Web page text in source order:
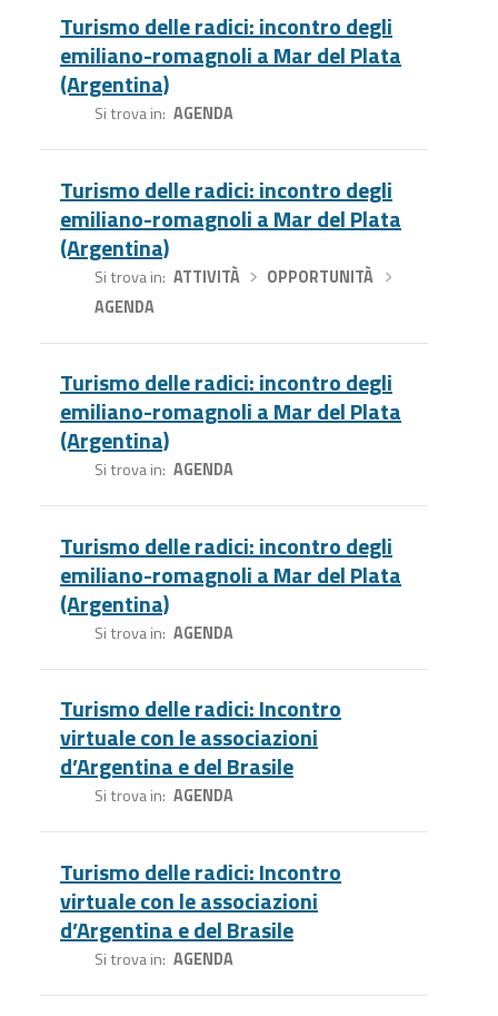
Turismo delle radici: incontro degli
emiliano-romagnoli a Mar del Plata
(Argentina)
Si trova in AGENDA
Turismo delle radici: incontro degli
emiliano-romagnoli a Mar del Plata
(Argentina)
Si trova in ATTIVITÀ› OPPORTUNITÀ
AGENDA
Turismo delle radici: incontro degli
emiliano-romagnoli a Mar del Plata
(Argentina)
Si trova in AGENDA
Turismo delle radici: incontro degli
emiliano-romagnoli a Mar del Plata
(Argentina)
Si trova in AGENDA
Turismo delle radici: Incontro
virtuale con le associazioni
d’Argentina e del Brasile
Si trova in AGENDA
Turismo delle radici: Incontro
virtuale con le associazioni
d’Argentina e del Brasile
Si trova in AGENDA